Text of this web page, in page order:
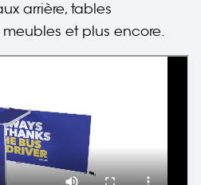
arrière, tables
et plus encore.